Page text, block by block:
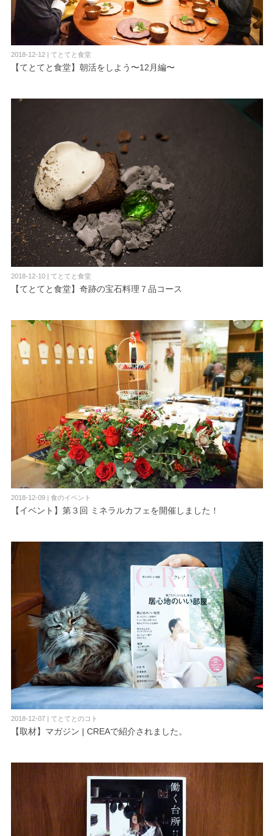
2018-12-12 | てとてと食堂
【てとてと食堂】朝活をしよう〜12月編〜
2018-12-10 | てとてと食堂
【てとてと食堂】奇跡の宝石料理７品コース
2018-12-09 | 食のイベント
【イベント】第３回 ミネラルカフェを開催しました！
2018-12-07 | てとてとのコト
【取材】マガジン | CREAで紹介されました。